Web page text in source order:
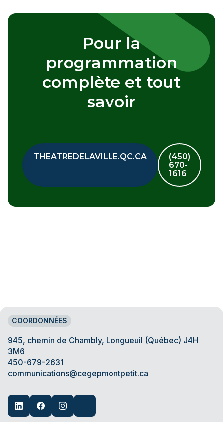
Pour la
programmation
complète et tout
savoir
THEATREDELAVILLE.QC.CA
(450)
670-
1616
COORDONNÉES
945, chemin de Chambly, Longueuil (Québec) J4H
3M6
450-679-2631
communications@cegepmontpetit.ca